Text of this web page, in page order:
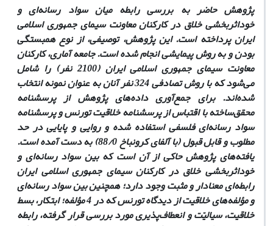
پژوهش حاضر به بررسی رابطه میان سواد رسانه‌ای و
خوداثربخشی خلاق در کارکنان معاونت سیمای جمهوری اسلامی
ایران پرداخته است. این پژوهش، توصیفی، از نوع همبستگی
بودن و به روش پیمایشی انجام شده است. جامعه آماری، کارکنان
معاونت سیمای جمهوری اسلامی ایران (2100 نفر) را شامل
می‌شود که با روش تصادفی 324 نفر آنان به ‎عنوان نمونه انتخاب
شده‌اند. برای جمع‌آوری داده‌های پژوهش از پرسشنامه
محقق‌ساخته با اقتباس از پرسشنامه خلاقیت تورنس و پرسشنامه
سواد رسانه‌ای فلسفی استفاده شده و روایی و پایایی در حد
مطلوب و قابل قبول (با آلفای کرونباخ 88/0) به دست آمده است.
یافته‌های پژوهش حاکی از آن است که بین سواد رسانه‌ای و
خوداثربخشی خلاق در کارکنان سیمای جمهوری اسلامی ایران
رابطه‌ای معنادار و مثبت وجود دارد؛ همچنین بین سواد رسانه‌ای
و مؤلفه‌های خلاقیت از دیدگاه تورنس که در 4 مؤلفه؛ ابتکار، بسط
خلاقیت، سیالیّت و انعطاف‌پذیری مورد بررسی قرار گرفته، رابطه